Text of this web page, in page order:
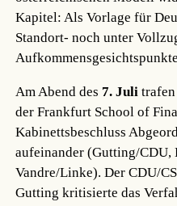
Kapitel: Als Vorlage für
Standort- noch unter
Am Abend des 7. Juli
der Frankfurt School of
Kabinettsbeschluss
aufeinander (Gutting/CDU,
Vandre/Linke). Der CDU/
Gutting kritisierte das